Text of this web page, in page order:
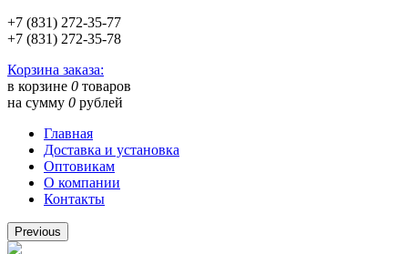
+7 (831) 272-35-77
+7 (831) 272-35-78
Корзина заказа:
в корзине 0 товаров
на сумму 0 рублей
Главная
Доставка и установка
Оптовикам
О компании
Контакты
Previous